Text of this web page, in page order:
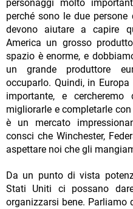
personaggi molto
perché sono le due
devono aiutare a capire
America un grosso
spazio è enorme, e
un grande produttore
occuparlo. Quindi, in
importante, e
migliorarle e completarle
è un mercato
consci che Winchester,
aspettare noi che gli
Da un punto di vista
Stati Uniti ci possano
organizzarsi bene. Parliamo